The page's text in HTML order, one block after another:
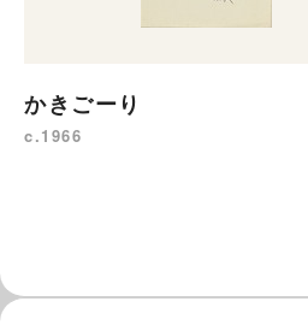
かきごーり
c.1966